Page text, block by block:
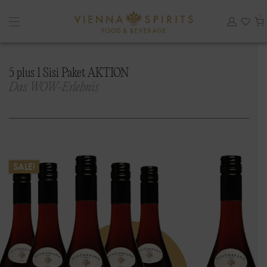
0
5 plus 1 Sisi Paket AKTION
Das WOW-Erlebnis
SALE!